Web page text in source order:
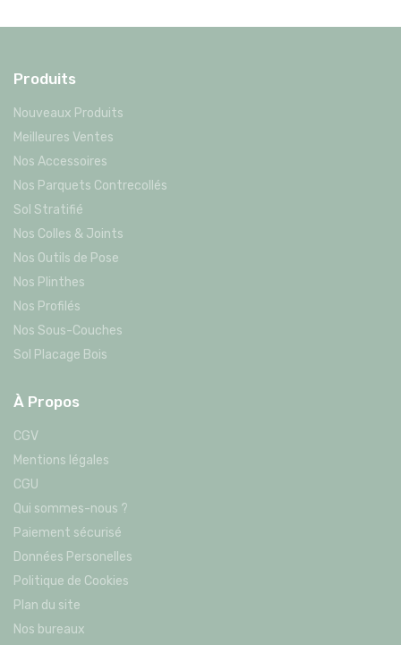
Produits
Nouveaux Produits
Meilleures Ventes
Nos Accessoires
Nos Parquets Contrecollés
Sol Stratifié
Nos Colles & Joints
Nos Outils de Pose
Nos Plinthes
Nos Profilés
Nos Sous-Couches
Sol Placage Bois
À Propos
CGV
Mentions légales
CGU
Qui sommes-nous ?
Paiement sécurisé
Données Personelles
Politique de Cookies
Plan du site
Nos bureaux